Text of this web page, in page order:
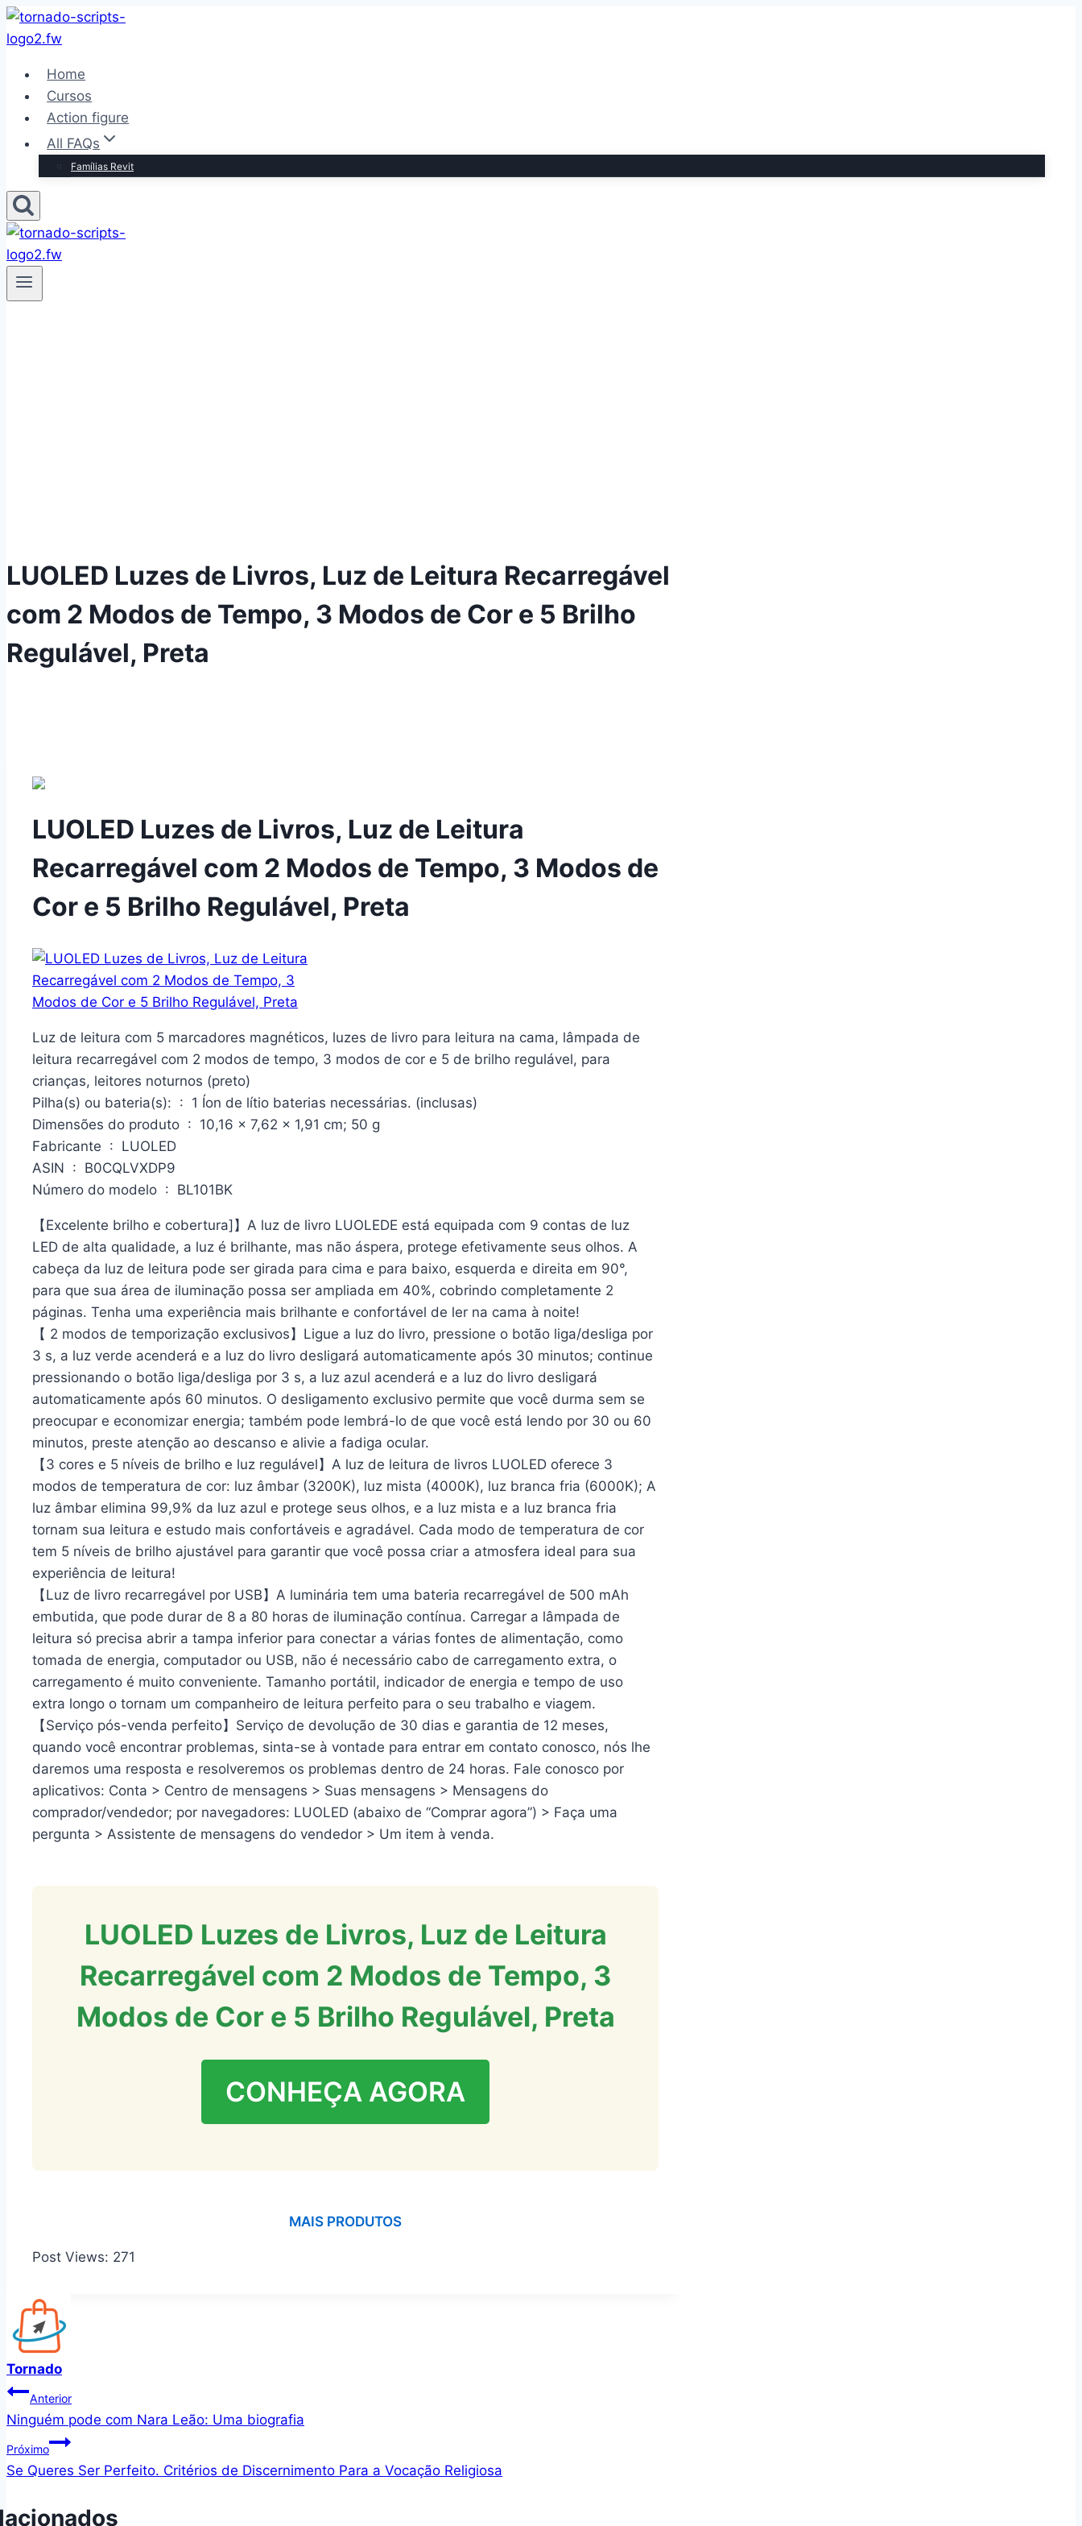
Pular
para
Conteúdo
Home
Cursos
Action figure
All FAQs
Famílias Revit
LUOLED Luzes de Livros, Luz de Leitura Recarregável
com 2 Modos de Tempo, 3 Modos de Cor e 5 Brilho
Regulável, Preta
LUOLED Luzes de Livros, Luz de Leitura
Recarregável com 2 Modos de Tempo, 3 Modos de
Cor e 5 Brilho Regulável, Preta
Luz de leitura com 5 marcadores magnéticos, luzes de livro para leitura na cama, lâmpada de
leitura recarregável com 2 modos de tempo, 3 modos de cor e 5 de brilho regulável, para
crianças, leitores noturnos (preto)
Pilha(s) ou bateria(s): ‏ : ‎ 1 Íon de lítio baterias necessárias. (inclusas)
Dimensões do produto ‏ : ‎ 10,16 x 7,62 x 1,91 cm; 50 g
Fabricante ‏ : ‎ LUOLED
ASIN ‏ : ‎ B0CQLVXDP9
Número do modelo ‏ : ‎ BL101BK
【Excelente brilho e cobertura]】A luz de livro LUOLEDE está equipada com 9 contas de luz
LED de alta qualidade, a luz é brilhante, mas não áspera, protege efetivamente seus olhos. A
cabeça da luz de leitura pode ser girada para cima e para baixo, esquerda e direita em 90°,
para que sua área de iluminação possa ser ampliada em 40%, cobrindo completamente 2
páginas. Tenha uma experiência mais brilhante e confortável de ler na cama à noite!
【 2 modos de temporização exclusivos】Ligue a luz do livro, pressione o botão liga/desliga por
3 s, a luz verde acenderá e a luz do livro desligará automaticamente após 30 minutos; continue
pressionando o botão liga/desliga por 3 s, a luz azul acenderá e a luz do livro desligará
automaticamente após 60 minutos. O desligamento exclusivo permite que você durma sem se
preocupar e economizar energia; também pode lembrá-lo de que você está lendo por 30 ou 60
minutos, preste atenção ao descanso e alivie a fadiga ocular.
【3 cores e 5 níveis de brilho e luz regulável】A luz de leitura de livros LUOLED oferece 3
modos de temperatura de cor: luz âmbar (3200K), luz mista (4000K), luz branca fria (6000K); A
luz âmbar elimina 99,9% da luz azul e protege seus olhos, e a luz mista e a luz branca fria
tornam sua leitura e estudo mais confortáveis e agradável. Cada modo de temperatura de cor
tem 5 níveis de brilho ajustável para garantir que você possa criar a atmosfera ideal para sua
experiência de leitura!
【Luz de livro recarregável por USB】A luminária tem uma bateria recarregável de 500 mAh
embutida, que pode durar de 8 a 80 horas de iluminação contínua. Carregar a lâmpada de
leitura só precisa abrir a tampa inferior para conectar a várias fontes de alimentação, como
tomada de energia, computador ou USB, não é necessário cabo de carregamento extra, o
carregamento é muito conveniente. Tamanho portátil, indicador de energia e tempo de uso
extra longo o tornam um companheiro de leitura perfeito para o seu trabalho e viagem.
【Serviço pós-venda perfeito】Serviço de devolução de 30 dias e garantia de 12 meses,
quando você encontrar problemas, sinta-se à vontade para entrar em contato conosco, nós lhe
daremos uma resposta e resolveremos os problemas dentro de 24 horas. Fale conosco por
aplicativos: Conta > Centro de mensagens > Suas mensagens > Mensagens do
comprador/vendedor; por navegadores: LUOLED (abaixo de “Comprar agora”) > Faça uma
pergunta > Assistente de mensagens do vendedor > Um item à venda.
LUOLED Luzes de Livros, Luz de Leitura
Recarregável com 2 Modos de Tempo, 3
Modos de Cor e 5 Brilho Regulável, Preta
CONHEÇA AGORA
MAIS PRODUTOS
Post Views: 271
Tornado
Navegação
de
Post
Anterior
Ninguém pode com Nara Leão: Uma biografia
Próximo
Se Queres Ser Perfeito. Critérios de Discernimento Para a Vocação Religiosa